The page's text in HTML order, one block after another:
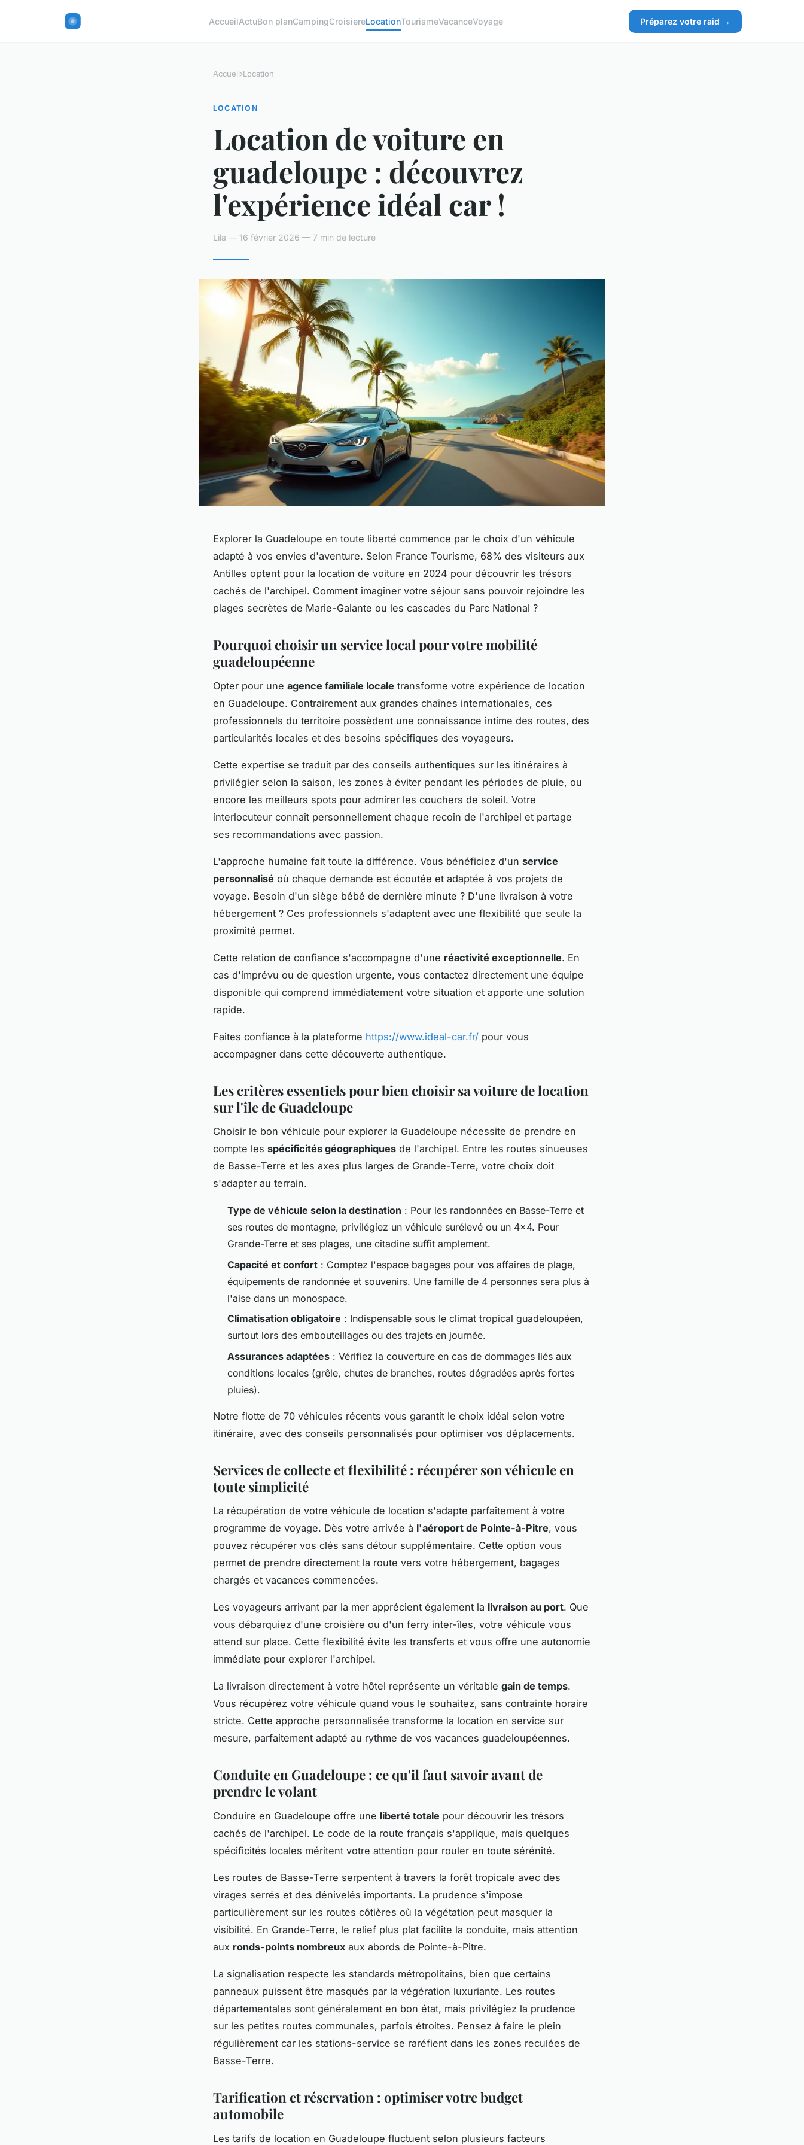
AccueilActuBon planCampingCroisiereLocationTourismeVacanceVoyage Préparez votre raid →
Accueil›Location
LOCATION
Location de voiture en
guadeloupe : découvrez
l'expérience idéal car !
Lila — 16 février 2026 — 7 min de lecture
Explorer la Guadeloupe en toute liberté commence par le choix d'un véhicule
adapté à vos envies d'aventure. Selon France Tourisme, 68% des visiteurs aux
Antilles optent pour la location de voiture en 2024 pour découvrir les trésors
cachés de l'archipel. Comment imaginer votre séjour sans pouvoir rejoindre les
plages secrètes de Marie-Galante ou les cascades du Parc National ?
Pourquoi choisir un service local pour votre mobilité
guadeloupéenne
Opter pour une agence familiale locale transforme votre expérience de location
en Guadeloupe. Contrairement aux grandes chaînes internationales, ces
professionnels du territoire possèdent une connaissance intime des routes, des
particularités locales et des besoins spécifiques des voyageurs.
Cette expertise se traduit par des conseils authentiques sur les itinéraires à
privilégier selon la saison, les zones à éviter pendant les périodes de pluie, ou
encore les meilleurs spots pour admirer les couchers de soleil. Votre
interlocuteur connaît personnellement chaque recoin de l'archipel et partage
ses recommandations avec passion.
L'approche humaine fait toute la différence. Vous bénéficiez d'un service
personnalisé où chaque demande est écoutée et adaptée à vos projets de
voyage. Besoin d'un siège bébé de dernière minute ? D'une livraison à votre
hébergement ? Ces professionnels s'adaptent avec une flexibilité que seule la
proximité permet.
Cette relation de confiance s'accompagne d'une réactivité exceptionnelle. En
cas d'imprévu ou de question urgente, vous contactez directement une équipe
disponible qui comprend immédiatement votre situation et apporte une solution
rapide.
Faites confiance à la plateforme https://www.ideal-car.fr/ pour vous
accompagner dans cette découverte authentique.
Les critères essentiels pour bien choisir sa voiture de location
sur l'île de Guadeloupe
Choisir le bon véhicule pour explorer la Guadeloupe nécessite de prendre en
compte les spécificités géographiques de l'archipel. Entre les routes sinueuses
de Basse-Terre et les axes plus larges de Grande-Terre, votre choix doit
s'adapter au terrain.
Type de véhicule selon la destination : Pour les randonnées en Basse-Terre et
ses routes de montagne, privilégiez un véhicule surélevé ou un 4x4. Pour
Grande-Terre et ses plages, une citadine suffit amplement.
Capacité et confort : Comptez l'espace bagages pour vos affaires de plage,
équipements de randonnée et souvenirs. Une famille de 4 personnes sera plus à
l'aise dans un monospace.
Climatisation obligatoire : Indispensable sous le climat tropical guadeloupéen,
surtout lors des embouteillages ou des trajets en journée.
Assurances adaptées : Vérifiez la couverture en cas de dommages liés aux
conditions locales (grêle, chutes de branches, routes dégradées après fortes
pluies).
Notre flotte de 70 véhicules récents vous garantit le choix idéal selon votre
itinéraire, avec des conseils personnalisés pour optimiser vos déplacements.
Services de collecte et flexibilité : récupérer son véhicule en
toute simplicité
La récupération de votre véhicule de location s'adapte parfaitement à votre
programme de voyage. Dès votre arrivée à l'aéroport de Pointe-à-Pitre, vous
pouvez récupérer vos clés sans détour supplémentaire. Cette option vous
permet de prendre directement la route vers votre hébergement, bagages
chargés et vacances commencées.
Les voyageurs arrivant par la mer apprécient également la livraison au port. Que
vous débarquiez d'une croisière ou d'un ferry inter-îles, votre véhicule vous
attend sur place. Cette flexibilité évite les transferts et vous offre une autonomie
immédiate pour explorer l'archipel.
La livraison directement à votre hôtel représente un véritable gain de temps.
Vous récupérez votre véhicule quand vous le souhaitez, sans contrainte horaire
stricte. Cette approche personnalisée transforme la location en service sur
mesure, parfaitement adapté au rythme de vos vacances guadeloupéennes.
Conduite en Guadeloupe : ce qu'il faut savoir avant de
prendre le volant
Conduire en Guadeloupe offre une liberté totale pour découvrir les trésors
cachés de l'archipel. Le code de la route français s'applique, mais quelques
spécificités locales méritent votre attention pour rouler en toute sérénité.
Les routes de Basse-Terre serpentent à travers la forêt tropicale avec des
virages serrés et des dénivelés importants. La prudence s'impose
particulièrement sur les routes côtières où la végétation peut masquer la
visibilité. En Grande-Terre, le relief plus plat facilite la conduite, mais attention
aux ronds-points nombreux aux abords de Pointe-à-Pitre.
La signalisation respecte les standards métropolitains, bien que certains
panneaux puissent être masqués par la végération luxuriante. Les routes
départementales sont généralement en bon état, mais privilégiez la prudence
sur les petites routes communales, parfois étroites. Pensez à faire le plein
régulièrement car les stations-service se raréfient dans les zones reculées de
Basse-Terre.
Tarification et réservation : optimiser votre budget
automobile
Les tarifs de location en Guadeloupe fluctuent selon plusieurs facteurs